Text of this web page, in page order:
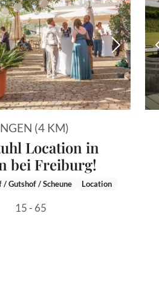
(4 KM)
Location in
bei Freiburg!
/ Gutshof / Scheune Location
15 - 65